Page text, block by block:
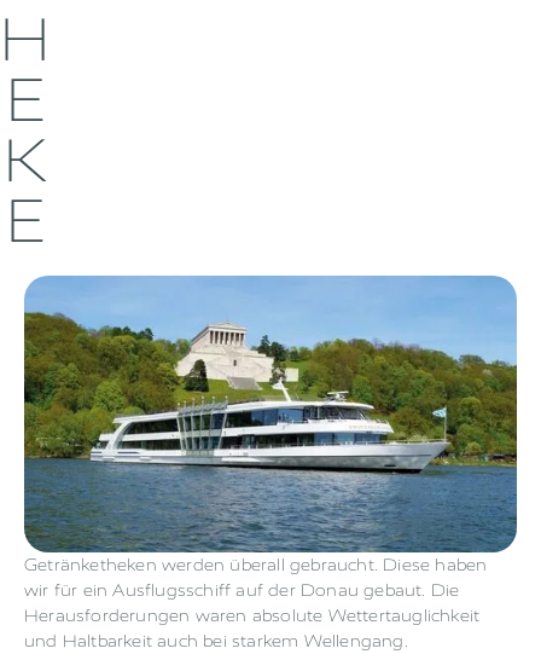
H
E
K
E
Getränketheken werden überall gebraucht. Diese haben
wir für ein Ausflugsschiff auf der Donau gebaut. Die
Herausforderungen waren absolute Wettertauglichkeit
und Haltbarkeit auch bei starkem Wellengang.